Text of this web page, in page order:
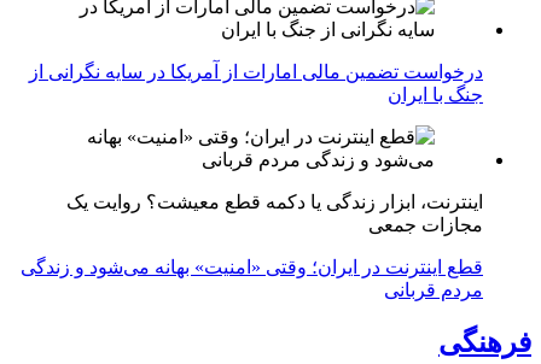
درخواست تضمین مالی امارات از آمریکا در سایه نگرانی از
جنگ با ایران
اینترنت، ابزار زندگی یا دکمه قطع معیشت؟ روایت یک
مجازات جمعی
قطع اینترنت در ایران؛ وقتی «امنیت» بهانه می‌شود و زندگی
مردم قربانی
فرهنگی